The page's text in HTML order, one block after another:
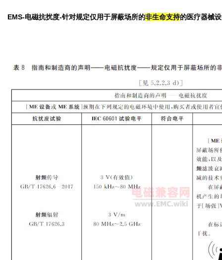
EMS-电磁抗扰度-针对规定仅用于屏蔽场所的非生命支持的医疗器械